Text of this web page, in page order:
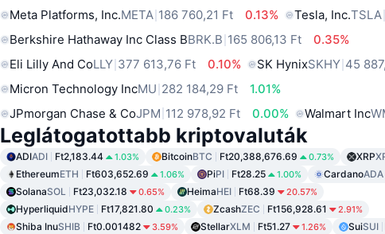
Meta Platforms, Inc.META 186 760,21 Ft 0.13% Tesla, Inc.TSLA
Berkshire Hathaway Inc Class BBRK.B 165 806,13 Ft
0.35%
Eli Lilly And CoLLY 377 613,76 Ft 0.10% SK HynixSKHY 45
Micron Technology IncMU 282 184,29 Ft
1.01%
JPmorgan Chase & CoJPM 112 978,92 Ft 0.00% Walmart Inc
Leglátogatottabb kriptovaluták
ADIADI Ft2,183.44 1.03% BitcoinBTC Ft20,388,676.69 0.73% XRP
EthereumETH Ft603,652.69 1.06% PiPI Ft28.25 1.00% CardanoADA
SolanaSOL Ft23,032.18 0.65% HeimaHEI Ft68.39 20.57%
HyperliquidHYPE Ft17,821.80 0.23% ZcashZEC Ft156,928.61 2.91%
Shiba InuSHIB Ft0.001482 3.59% StellarXLM Ft51.27 1.26% SuiSUI